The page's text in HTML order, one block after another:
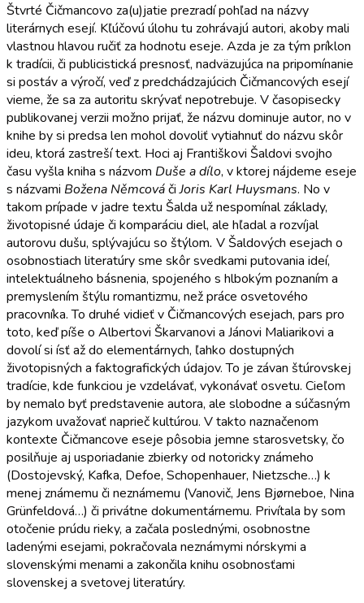
Štvrté Čičmancovo za(u)jatie prezradí pohľad na názvy
literárnych esejí. Kľúčovú úlohu tu zohrávajú autori, akoby mali
vlastnou hlavou ručiť za hodnotu eseje. Azda je za tým príklon
k tradícii, či publicistická presnosť, nadväzujúca na pripomínanie
si postáv a výročí, veď z predchádzajúcich Čičmancových esejí
vieme, že sa za autoritu skrývať nepotrebuje. V časopisecky
publikovanej verzii možno prijať, že názvu dominuje autor, no v
knihe by si predsa len mohol dovoliť vytiahnuť do názvu skôr
ideu, ktorá zastreší text. Hoci aj Františkovi Šaldovi svojho
času vyšla kniha s názvom Duše a dílo, v ktorej nájdeme eseje
s názvami Božena NěmcováčiJoris Karl Huysmans. No v
takom prípade v jadre textu Šalda už nespomínal základy,
životopisné údaje či komparáciu diel, ale hľadal a rozvíjal
autorovu dušu, splývajúcu so štýlom. V Šaldových esejach o
osobnostiach literatúry sme skôr svedkami putovania ideí,
intelektuálneho básnenia, spojeného s hlbokým poznaním a
premyslením štýlu romantizmu, než práce osvetového
pracovníka. To druhé vidieť v Čičmancových esejach, pars pro
toto, keď píše o Albertovi Škarvanovi a Jánovi Maliarikovi a
dovolí si ísť až do elementárnych, ľahko dostupných
životopisných a faktografických údajov. To je závan štúrovskej
tradície, kde funkciou je vzdelávať, vykonávať osvetu. Cieľom
by nemalo byť predstavenie autora, ale slobodne a súčasným
jazykom uvažovať naprieč kultúrou. V takto naznačenom
kontexte Čičmancove eseje pôsobia jemne starosvetsky, čo
posilňuje aj usporiadanie zbierky od notoricky známeho
(Dostojevský, Kafka, Defoe, Schopenhauer, Nietzsche…) k
menej známemu či neznámemu (Vanovič, Jens Bjørneboe, Nina
Grünfeldová…) či privátne dokumentárnemu. Privítala by som
otočenie prúdu rieky, a začala poslednými, osobnostne
ladenými esejami, pokračovala neznámymi nórskymi a
slovenskými menami a zakončila knihu osobnosťami
slovenskej a svetovej literatúry.